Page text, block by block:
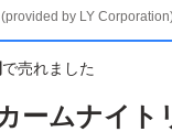
by LY
で売れました
ームナイト